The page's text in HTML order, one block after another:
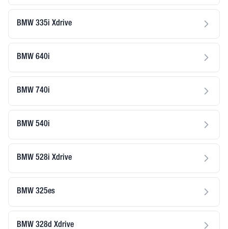
BMW 335i Xdrive
BMW 640i
BMW 740i
BMW 540i
BMW 528i Xdrive
BMW 325es
BMW 328d Xdrive